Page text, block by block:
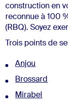
construction en
reconnue à 100
(RBQ). Soyez
Trois points de
Anjou
Brossard
Mirabel